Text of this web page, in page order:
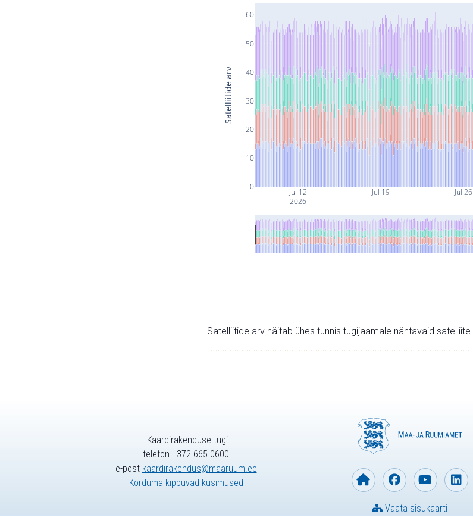
Jul 12
2026
Jul 19 Jul 26
0
10
20
30
40
50
60
Satelliitide arv
Satelliitide arv näitab ühes tunnis tugijaamale nähtavaid satelliite.
Kaardirakenduse tugi
telefon +372 665 0600
e-post kaardirakendus@maaruum.ee
Korduma kippuvad küsimused
Vaata sisukaarti